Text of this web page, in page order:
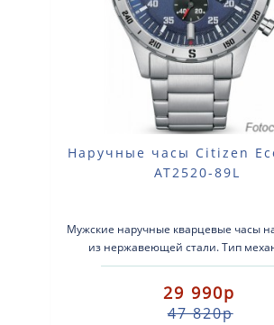
Наручные часы Citizen
AT2520-89L
Мужские наручные кварцевые часы
из нержавеющей стали. Тип
кварцевые. Система Eco-Drive
29 990р
47 820р